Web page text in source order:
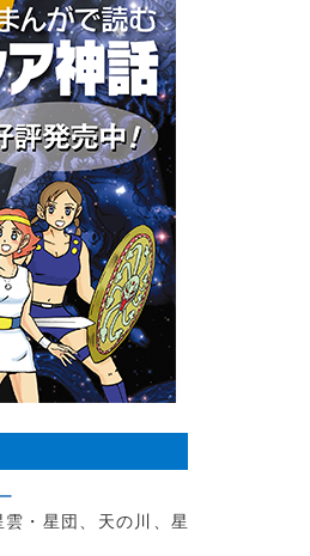
・星団、天の川、星